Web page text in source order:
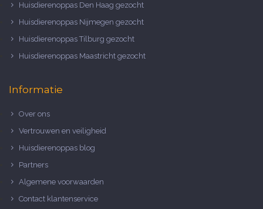
Huisdierenoppas Den Haag gezocht
Huisdierenoppas Nijmegen gezocht
Huisdierenoppas Tilburg gezocht
Huisdierenoppas Maastricht gezocht
Informatie
Over ons
Vertrouwen en veiligheid
Huisdierenoppas blog
Partners
Algemene voorwaarden
Contact klantenservice